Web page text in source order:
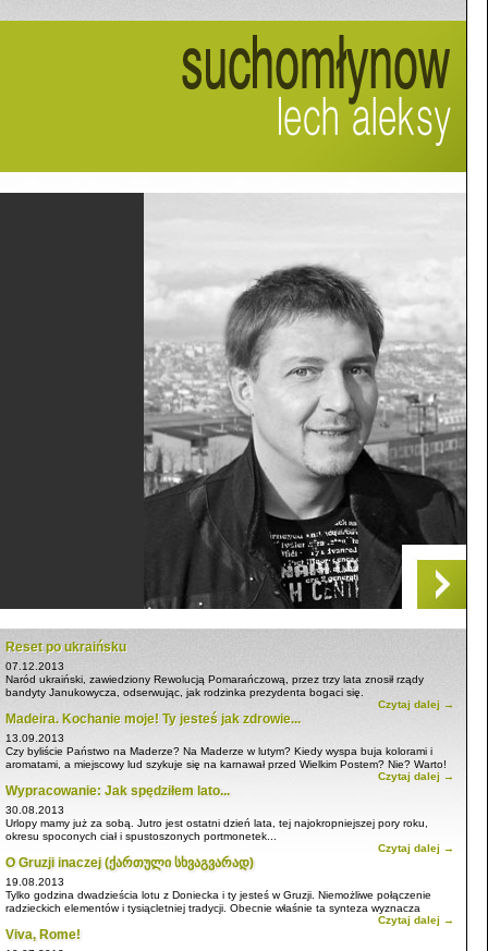
Reset po ukraińsku
07.12.2013
Naród ukraiński, zawiedziony Rewolucją Pomarańczową, przez trzy lata znosił rządy
bandyty Janukowycza, odserwując, jak rodzinka prezydenta bogaci się.
Czytaj dalej →
Madeira. Kochanie moje! Ty jesteś jak zdrowie...
13.09.2013
Czy byliście Państwo na Maderze? Na Maderze w lutym? Kiedy wyspa buja kolorami i
aromatami, a miejscowy lud szykuje się na karnawał przed Wielkim Postem? Nie? Warto!
Czytaj dalej →
Wypracowanie: Jak spędziłem lato...
30.08.2013
Urlopy mamy już za sobą. Jutro jest ostatni dzień lata, tej najokropniejszej pory roku,
okresu spoconych ciał i spustoszonych portmonetek...
Czytaj dalej →
O Gruzji inaczej (ქართული სხვაგვარად)
19.08.2013
Tylko godzina dwadzieścia lotu z Doniecka i ty jesteś w Gruzji. Niemożliwe połączenie
radzieckich elementów i tysiącletniej tradycji. Obecnie właśnie ta synteza wyznacza
Czytaj dalej →
Viva, Rome!